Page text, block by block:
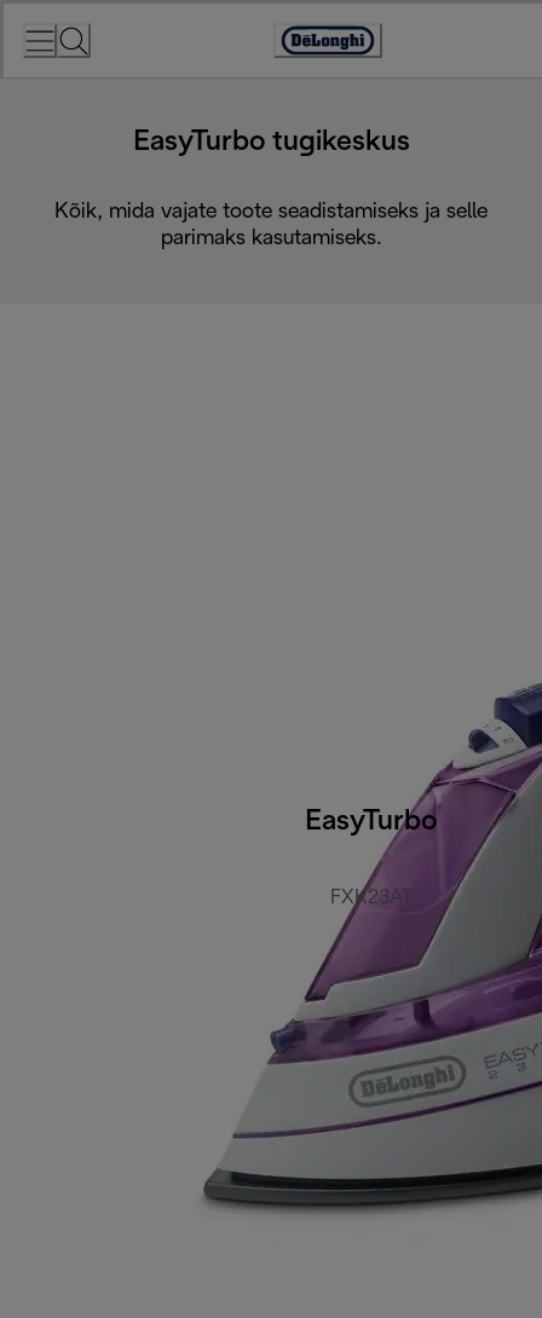
Accessibility
EasyTurbo tugikeskus
Kõik, mida vajate toote seadistamiseks ja selle
parimaks kasutamiseks.
EasyTurbo
FXK23AT